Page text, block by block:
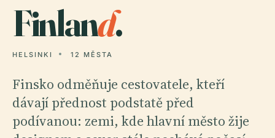
Finland.
HELSINKI 12 MĚSTA
Finsko odměňuje cestovatele, kteří
dávají přednost podstatě před
podívanou: zemi, kde hlavní město žije